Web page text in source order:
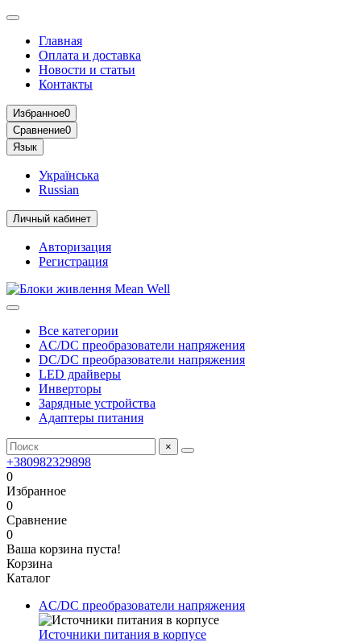
Главная
Оплата и доставка
Новости и статьи
Контакты
Избранное0
Сравнение0
Язык
Українська
Russian
Личный кабинет
Авторизация
Регистрация
Все категории
AC/DC преобразователи напряжения
DC/DC преобразователи напряжения
LED драйверы
Инверторы
Зарядные устройства
Адаптеры питания
×
+380982329898
0
Избранное
0
Сравнение
0
Ваша корзина пуста!
Корзина
Каталог
AC/DC преобразователи напряжения
Источники питания в корпусе